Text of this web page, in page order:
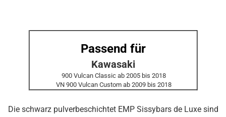
Passend für
Kawasaki
900 Vulcan Classic ab 2005 bis 2018
VN 900 Vulcan Custom ab 2009 bis 2018
Die schwarz pulverbeschichtet EMP Sissybars de Luxe sind